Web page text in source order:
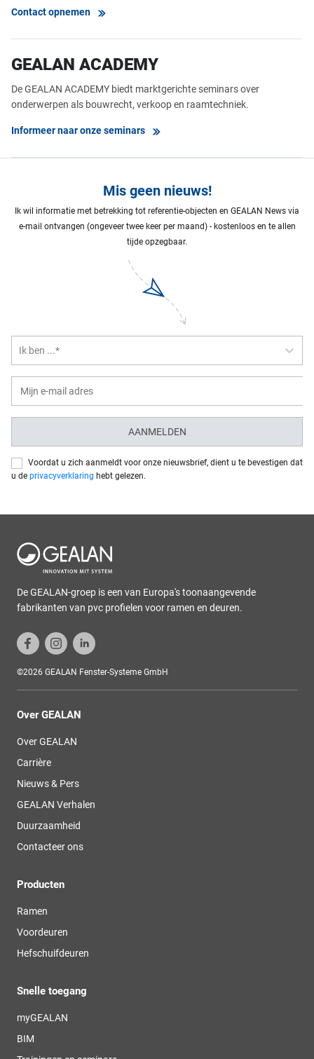
Contact opnemen
GEALAN ACADEMY
De GEALAN ACADEMY biedt marktgerichte seminars over
onderwerpen als bouwrecht, verkoop en raamtechniek.
Informeer naar onze seminars
Mis geen nieuws!
Ik wil informatie met betrekking tot referentie-objecten en GEALAN News via
e-mail ontvangen (ongeveer twee keer per maand) - kostenloos en te allen
tijde opzegbaar.
Ik ben ...*
AANMELDEN
Voordat u zich aanmeldt voor onze nieuwsbrief, dient u te bevestigen dat
u de privacyverklaring hebt gelezen.
De GEALAN-groep is een van Europa's toonaangevende
fabrikanten van pvc profielen voor ramen en deuren.
©2026 GEALAN Fenster-Systeme GmbH
Over GEALAN
Over GEALAN
Carrière
Nieuws & Pers
GEALAN Verhalen
Duurzaamheid
Contacteer ons
Producten
Ramen
Voordeuren
Hefschuifdeuren
Snelle toegang
myGEALAN
BIM